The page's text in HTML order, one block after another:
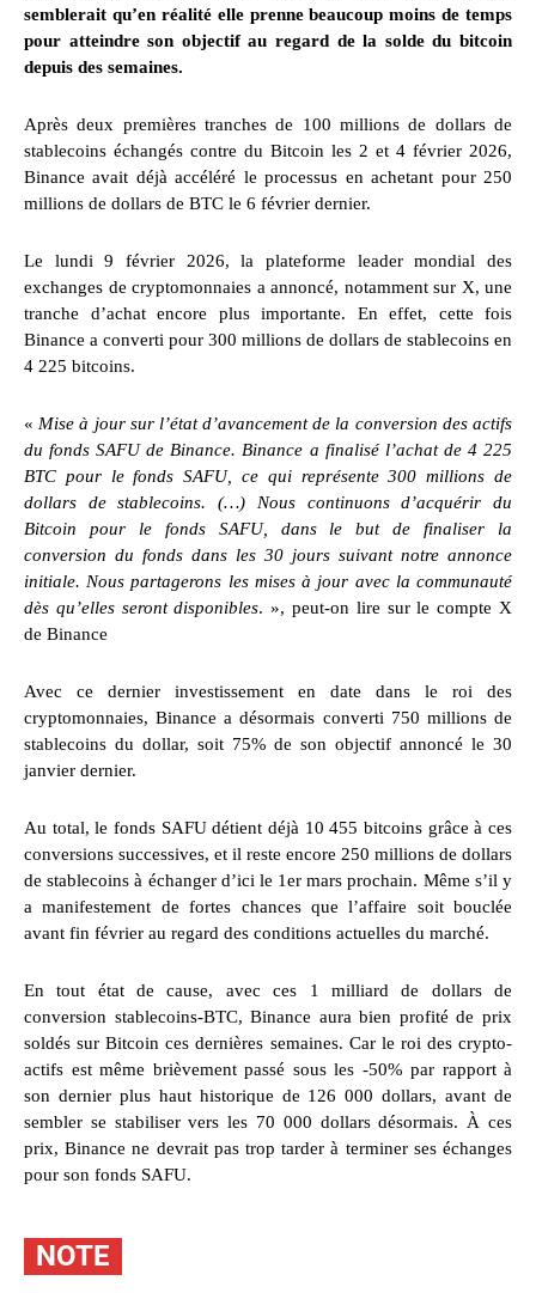
semblerait qu’en réalité elle prenne beaucoup moins de temps
pour atteindre son objectif au regard de la solde du bitcoin
depuis des semaines.
Après deux premières tranches de 100 millions de dollars de
stablecoins échangés contre du Bitcoin les 2 et 4 février 2026,
Binance avait déjà accéléré le processus en achetant pour 250
millions de dollars de BTC le 6 février dernier.
Le lundi 9 février 2026, la plateforme leader mondial des
exchanges de cryptomonnaies a annoncé, notamment sur X, une
tranche d’achat encore plus importante. En effet, cette fois
Binance a converti pour 300 millions de dollars de stablecoins en
4 225 bitcoins.
«Mise à jour sur l’état d’avancement de la conversion des actifs
du fonds SAFU de Binance. Binance a finalisé l’achat de 4 225
BTC pour le fonds SAFU, ce qui représente 300 millions de
dollars de stablecoins. (…) Nous continuons d’acquérir du
Bitcoin pour le fonds SAFU, dans le but de finaliser la
conversion du fonds dans les 30 jours suivant notre annonce
initiale. Nous partagerons les mises à jour avec la communauté
dès qu’elles seront disponibles. », peut-on lire sur le compte X
de Binance
Avec ce dernier investissement en date dans le roi des
cryptomonnaies, Binance a désormais converti 750 millions de
stablecoins du dollar, soit 75% de son objectif annoncé le 30
janvier dernier.
Au total, le fonds SAFU détient déjà 10 455 bitcoins grâce à ces
conversions successives, et il reste encore 250 millions de dollars
de stablecoins à échanger d’ici le 1er mars prochain. Même s’il y
a manifestement de fortes chances que l’affaire soit bouclée
avant fin février au regard des conditions actuelles du marché.
En tout état de cause, avec ces 1 milliard de dollars de
conversion stablecoins-BTC, Binance aura bien profité de prix
soldés sur Bitcoin ces dernières semaines. Car le roi des crypto-
actifs est même brièvement passé sous les -50% par rapport à
son dernier plus haut historique de 126 000 dollars, avant de
sembler se stabiliser vers les 70 000 dollars désormais. À ces
prix, Binance ne devrait pas trop tarder à terminer ses échanges
pour son fonds SAFU.
NOTE